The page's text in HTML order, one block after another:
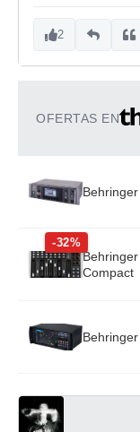
2
OFERTAS EN
-32%
Compact